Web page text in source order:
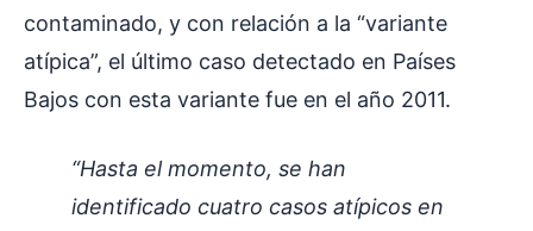
contaminado, y con relación a la “variante
atípica”, el último caso detectado en Países
Bajos con esta variante fue en el año 2011.
“Hasta el momento, se han
identificado cuatro casos atípicos en